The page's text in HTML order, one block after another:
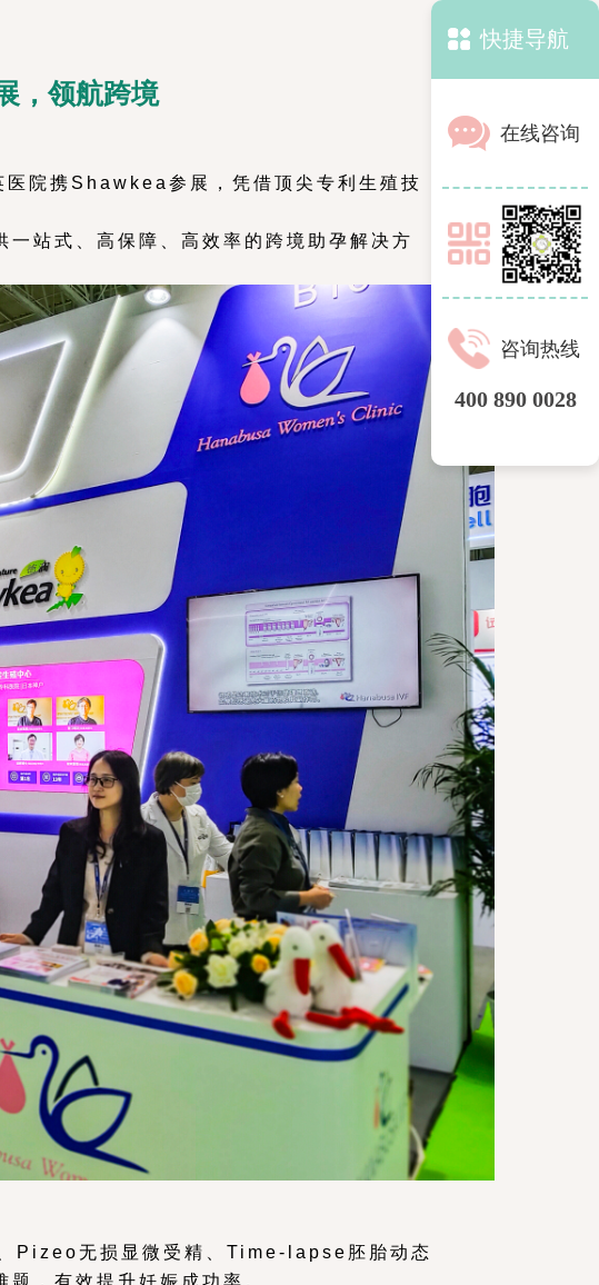
，领航跨境
院携Shawkea参展，凭借顶尖专利生殖技
站式、高保障、高效率的跨境助孕解决方
Pizeo无损显微受精、Time-lapse胚胎动态
，有效提升妊娠成功率。
快捷导航
在线咨询
咨询热线
400 890 0028